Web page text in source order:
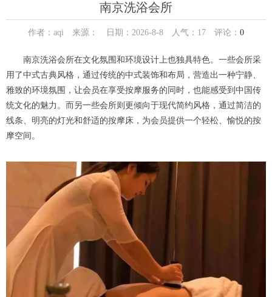
南京洗浴会所
作者：aqi 来源： 日期：2026-8-8 人气： 17 评论： 0
南京洗浴会所在文化氛围和环境设计上也独具特色。一些会所采
用了中式古典风格，通过传统的中式装饰和布局，营造出一种宁静、
雅致的环境氛围，让会员在享受按摩服务的同时，也能感受到中国传
统文化的魅力。而另一些会所则更倾向于现代简约风格，通过简洁的
线条、明亮的灯光和舒适的按摩床，为会员提供一个轻松、愉悦的按
摩空间。